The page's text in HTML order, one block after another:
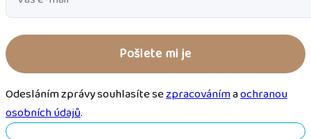
Odesláním zprávy souhlasíte sezpracovánímaochranou
osobních údajů.